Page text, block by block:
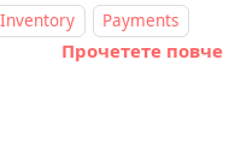
Inventory Payments
Прочетете повче